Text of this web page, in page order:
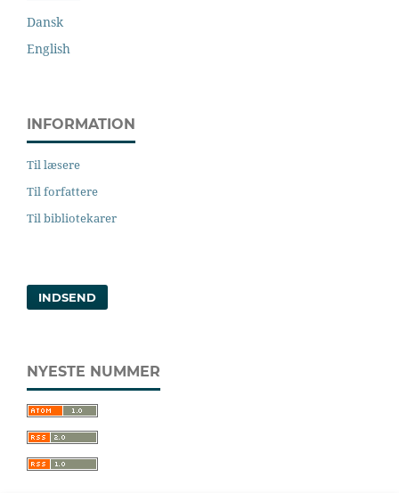
Dansk
English
INFORMATION
Til læsere
Til forfattere
Til bibliotekarer
INDSEND
NYESTE NUMMER